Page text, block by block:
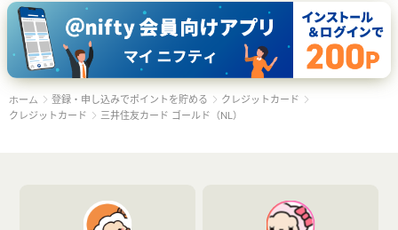
ホーム 登録・申し込みでポイントを貯める
クレジットカード
クレジットカード
三井住友カード ゴールド（NL）